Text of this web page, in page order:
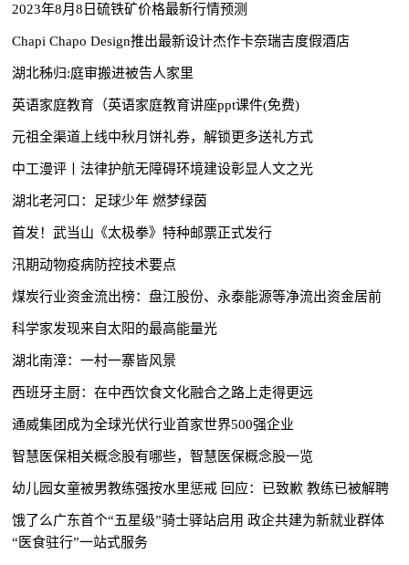
2023年8月8日硫铁矿价格最新行情预测
Chapi Chapo Design推出最新设计杰作卡奈瑞吉度假酒店
湖北秭归:庭审搬进被告人家里
英语家庭教育（英语家庭教育讲座ppt课件(免费)
元祖全渠道上线中秋月饼礼券，解锁更多送礼方式
中工漫评丨法律护航无障碍环境建设彰显人文之光
湖北老河口：足球少年 燃梦绿茵
首发！武当山《太极拳》特种邮票正式发行
汛期动物疫病防控技术要点
煤炭行业资金流出榜：盘江股份、永泰能源等净流出资金居前
科学家发现来自太阳的最高能量光
湖北南漳：一村一寨皆风景
西班牙主厨：在中西饮食文化融合之路上走得更远
通威集团成为全球光伏行业首家世界500强企业
智慧医保相关概念股有哪些，智慧医保概念股一览
幼儿园女童被男教练强按水里惩戒 回应：已致歉 教练已被解聘
饿了么广东首个“五星级”骑士驿站启用 政企共建为新就业群体
“医食驻行”一站式服务